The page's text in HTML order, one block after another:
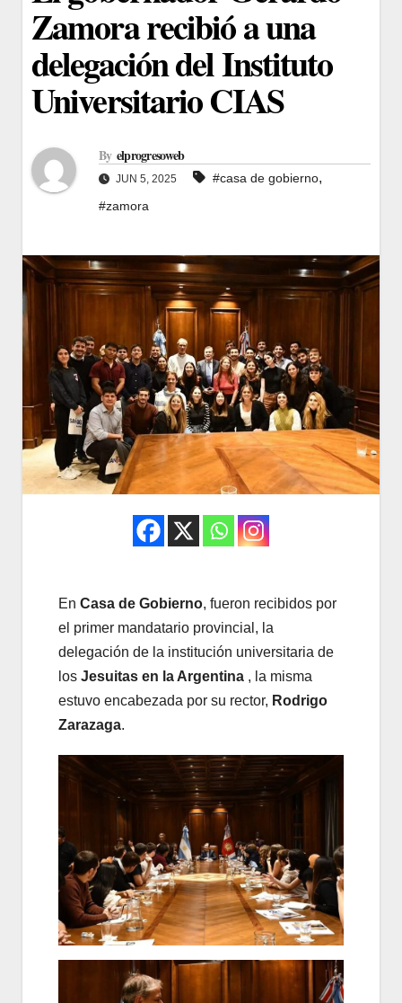
Zamora recibió a una
delegación del Instituto
Universitario CIAS
By elprogresoweb
JUN 5, 2025 #casa de gobierno,
#zamora
En Casa de Gobierno, fueron recibidos por
el primer mandatario provincial, la
delegación de la institución universitaria de
los Jesuitas en la Argentina , la misma
estuvo encabezada por su rector, Rodrigo
Zarazaga.